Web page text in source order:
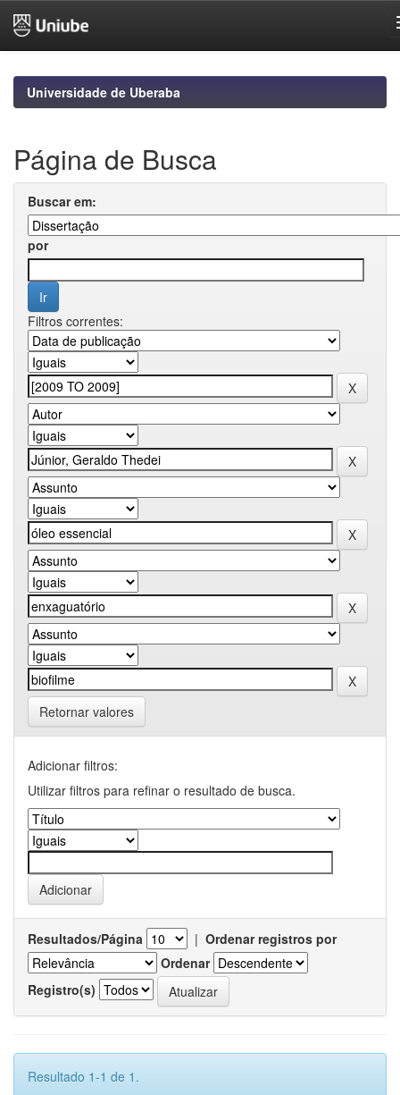
navigationUniversidade de Uberaba
Página de Busca
Buscar em:
por
Filtros correntes:
Retornar valores
Adicionar filtros:
Utilizar filtros para refinar o resultado de busca.
Resultados/Página | Ordenar registros por
Ordenar
Registro(s)
Resultado 1-1 de 1.